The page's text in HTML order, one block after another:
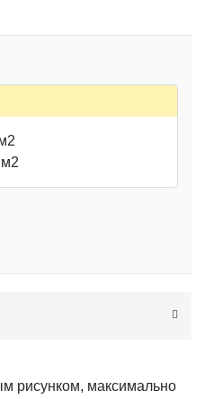
м2
рисунком, максимально